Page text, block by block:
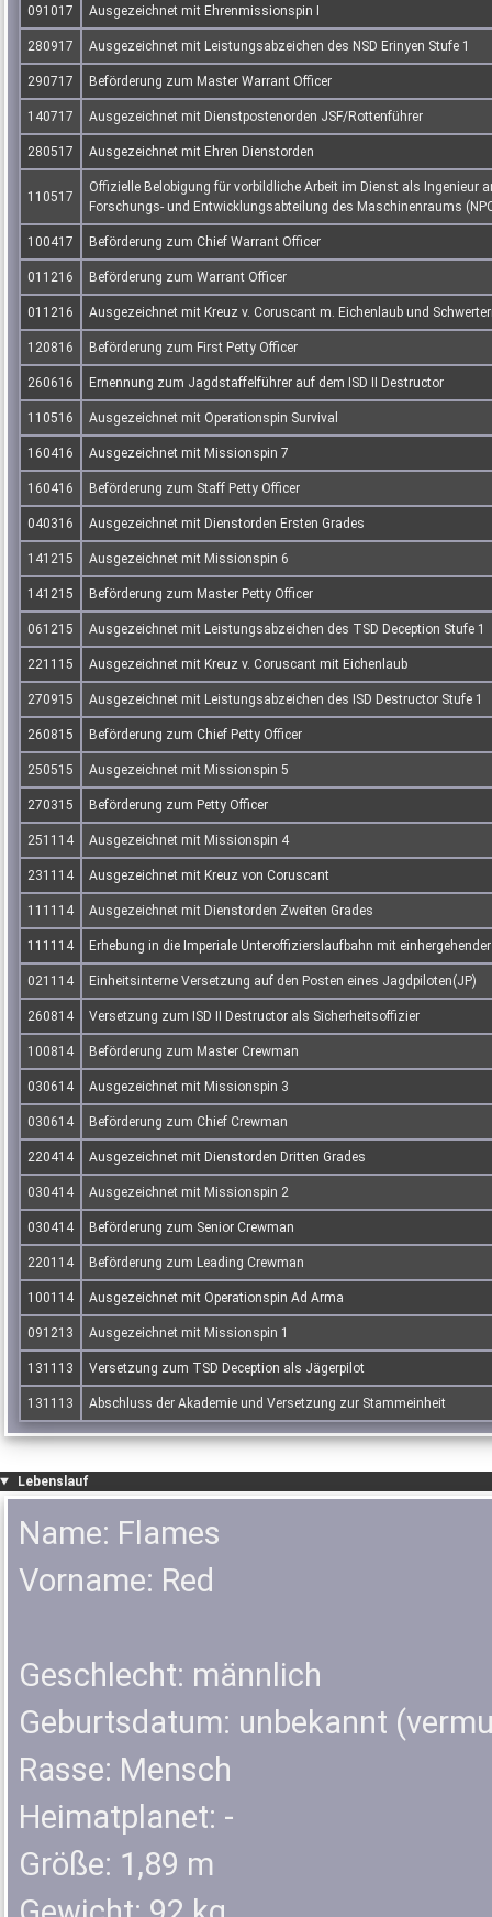
091017 Ausgezeichnet mit Ehrenmissionspin I
280917 Ausgezeichnet mit Leistungsabzeichen des NSD Erinyen Stufe 1
290717 Beförderung zum Master Warrant Officer
140717 Ausgezeichnet mit Dienstpostenorden JSF/Rottenführer
280517 Ausgezeichnet mit Ehren Dienstorden
110517
Offizielle Belobigung für vorbildliche Arbeit im Dienst als Ingenieur
Forschungs- und Entwicklungsabteilung des Maschinenraums
100417 Beförderung zum Chief Warrant Officer
011216 Beförderung zum Warrant Officer
011216 Ausgezeichnet mit Kreuz v. Coruscant m. Eichenlaub und
120816 Beförderung zum First Petty Officer
260616 Ernennung zum Jagdstaffelführer auf dem ISD II Destructor
110516 Ausgezeichnet mit Operationspin Survival
160416 Ausgezeichnet mit Missionspin 7
160416 Beförderung zum Staff Petty Officer
040316 Ausgezeichnet mit Dienstorden Ersten Grades
141215 Ausgezeichnet mit Missionspin 6
141215 Beförderung zum Master Petty Officer
061215 Ausgezeichnet mit Leistungsabzeichen des TSD Deception Stufe 1
221115 Ausgezeichnet mit Kreuz v. Coruscant mit Eichenlaub
270915 Ausgezeichnet mit Leistungsabzeichen des ISD Destructor Stufe 1
260815 Beförderung zum Chief Petty Officer
250515 Ausgezeichnet mit Missionspin 5
270315 Beförderung zum Petty Officer
251114 Ausgezeichnet mit Missionspin 4
231114 Ausgezeichnet mit Kreuz von Coruscant
111114 Ausgezeichnet mit Dienstorden Zweiten Grades
111114 Erhebung in die Imperiale Unteroffizierslaufbahn mit
021114 Einheitsinterne Versetzung auf den Posten eines Jagdpiloten(JP)
260814 Versetzung zum ISD II Destructor als Sicherheitsoffizier
100814 Beförderung zum Master Crewman
030614 Ausgezeichnet mit Missionspin 3
030614 Beförderung zum Chief Crewman
220414 Ausgezeichnet mit Dienstorden Dritten Grades
030414 Ausgezeichnet mit Missionspin 2
030414 Beförderung zum Senior Crewman
220114 Beförderung zum Leading Crewman
100114 Ausgezeichnet mit Operationspin Ad Arma
091213 Ausgezeichnet mit Missionspin 1
131113 Versetzung zum TSD Deception als Jägerpilot
131113 Abschluss der Akademie und Versetzung zur Stammeinheit
Lebenslauf
Name: Flames
Vorname: Red
Geschlecht: männlich
Geburtsdatum: unbekannt
Rasse: Mensch
Heimatplanet: -
Größe: 1,89 m